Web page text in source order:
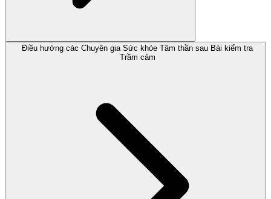
Điều hướng các Chuyên gia Sức khỏe Tâm thần sau Bài kiểm tra
Trầm cảm